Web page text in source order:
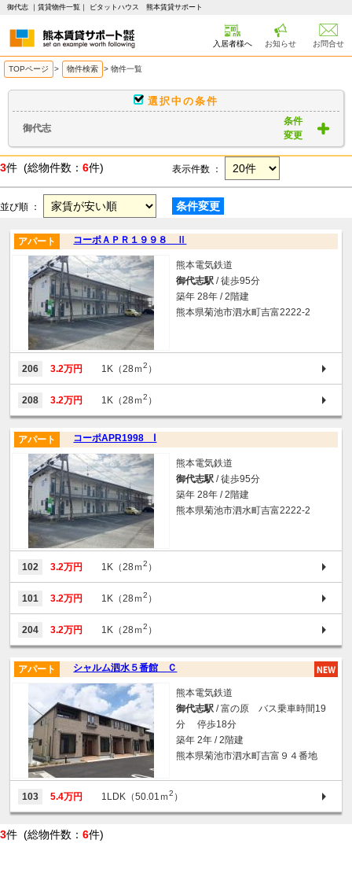
御代志 ｜賃貸物件一覧｜ ピタットハウス 熊本賃貸サポート
入居者様へ お知らせ お問合せ
TOPページ > 物件検索 > 物件一覧
選択中の条件
御代志
条件
変更
3件 (総物件数： 6件) 表示件数 ：
並び順 ： 条件変更
コーポＡＰＲ１９９８ Ⅱ
アパート
熊本電気鉄道
御代志駅 / 徒歩95分
築年 28年 / 2階建
熊本県菊池市泗水町吉富2222-2
206 3.2万円 1K（28ｍ2 ）
208 3.2万円 1K（28ｍ2 ）
コーポAPR1998 Ⅰ
アパート
熊本電気鉄道
御代志駅 / 徒歩95分
築年 28年 / 2階建
熊本県菊池市泗水町吉富2222-2
102 3.2万円 1K（28ｍ2 ）
101 3.2万円 1K（28ｍ2 ）
204 3.2万円 1K（28ｍ2 ）
シャルム泗水５番館 Ｃ
アパート
熊本電気鉄道
御代志駅 / 富の原 バス乗車時間19
分 停歩18分
築年 2年 / 2階建
熊本県菊池市泗水町吉富９４番地
103 5.4万円 1LDK（50.01ｍ2 ）
3件 (総物件数： 6件)